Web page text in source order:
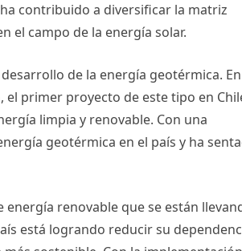
contribuido a diversificar la matriz
el campo de la energía solar.
de la energía geotérmica.
primer proyecto de este tipo en
limpia y renovable. Con una
geotérmica en el país y ha
renovable que se están
está logrando reducir su